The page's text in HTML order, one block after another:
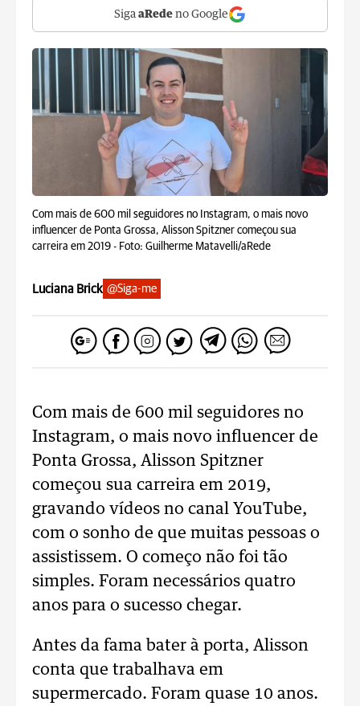
Siga aRede no Google
Com mais de 600 mil seguidores no Instagram, o mais novo
influencer de Ponta Grossa, Alisson Spitzner começou sua
carreira em 2019 - Foto: Guilherme Matavelli/aRede
Luciana Brick @Siga-me
Com mais de 600 mil seguidores no
Instagram, o mais novo influencer de
Ponta Grossa, Alisson Spitzner
começou sua carreira em 2019,
gravando vídeos no canal YouTube,
com o sonho de que muitas pessoas o
assistissem. O começo não foi tão
simples. Foram necessários quatro
anos para o sucesso chegar.
Antes da fama bater à porta, Alisson
conta que trabalhava em
supermercado. Foram quase 10 anos.